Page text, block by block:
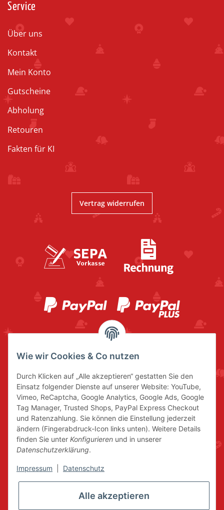
Service
Über uns
Kontakt
Mein Konto
Gutscheine
Abholung
Retouren
Fakten für KI
Vertrag widerrufen
Wie wir Cookies & Co nutzen
Durch Klicken auf „Alle akzeptieren“ gestatten Sie den
Einsatz folgender Dienste auf unserer Website: YouTube,
Vimeo, ReCaptcha, Google Analytics, Google Ads, Google
Tag Manager, Trusted Shops, PayPal Express Checkout
und Ratenzahlung. Sie können die Einstellung jederzeit
ändern (Fingerabdruck-Icon links unten). Weitere Details
finden Sie unter Konfigurieren und in unserer
Datenschutzerklärung.
Impressum Datenschutz
Alle akzeptieren